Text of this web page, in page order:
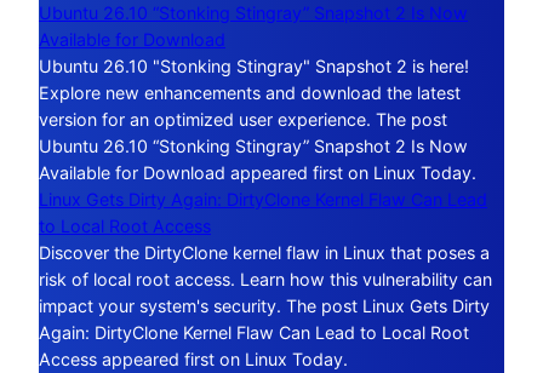
Ubuntu 26.10 “Stonking Stingray” Snapshot 2 Is Now
Available for Download
Ubuntu 26.10 "Stonking Stingray" Snapshot 2 is here!
Explore new enhancements and download the latest
version for an optimized user experience. The post
Ubuntu 26.10 “Stonking Stingray” Snapshot 2 Is Now
Available for Download appeared first on Linux Today.
Linux Gets Dirty Again: DirtyClone Kernel Flaw Can Lead
to Local Root Access
Discover the DirtyClone kernel flaw in Linux that poses a
risk of local root access. Learn how this vulnerability can
impact your system's security. The post Linux Gets Dirty
Again: DirtyClone Kernel Flaw Can Lead to Local Root
Access appeared first on Linux Today.